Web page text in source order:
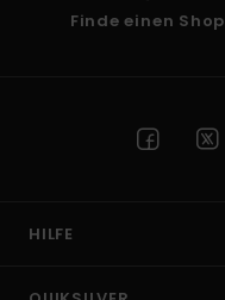
Finde einen Shop
HILFE